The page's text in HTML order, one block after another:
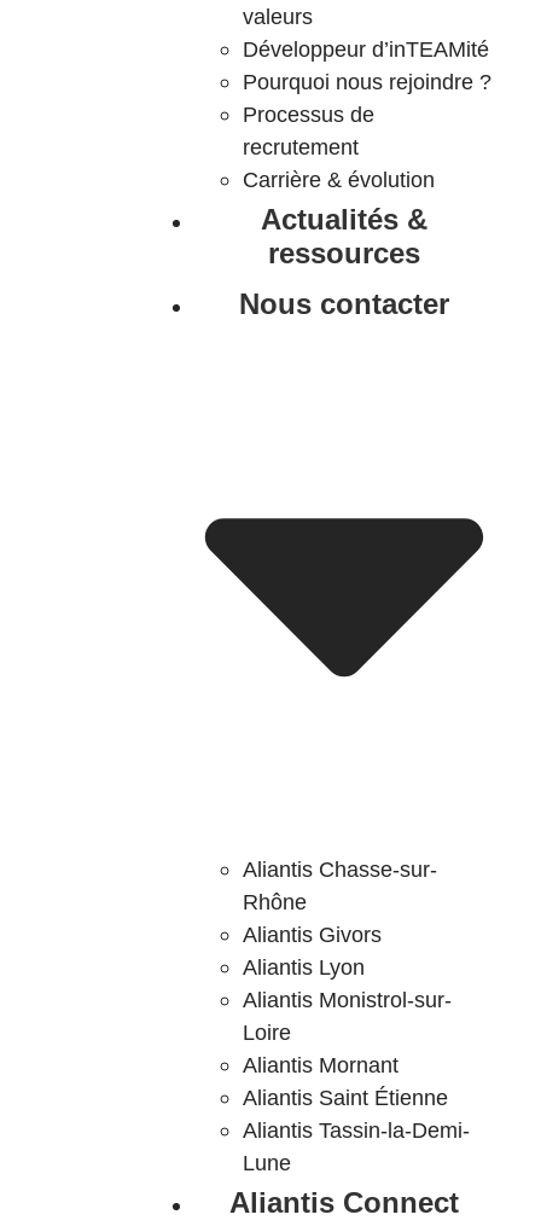
valeurs
Développeur d’inTEAMité
Pourquoi nous rejoindre ?
Processus de
recrutement
Carrière & évolution
Actualités &
ressources
Nous contacter
Aliantis Chasse-sur-
Rhône
Aliantis Givors
Aliantis Lyon
Aliantis Monistrol-sur-
Loire
Aliantis Mornant
Aliantis Saint Étienne
Aliantis Tassin-la-Demi-
Lune
Aliantis Connect